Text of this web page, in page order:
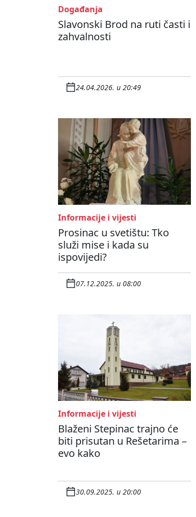
Događanja
Slavonski Brod na ruti časti i
zahvalnosti
24.04.2026. u 20:49
Informacije i vijesti
Prosinac u svetištu: Tko
služi mise i kada su
ispovijedi?
07.12.2025. u 08:00
Informacije i vijesti
Blaženi Stepinac trajno će
biti prisutan u Rešetarima –
evo kako
30.09.2025. u 20:00